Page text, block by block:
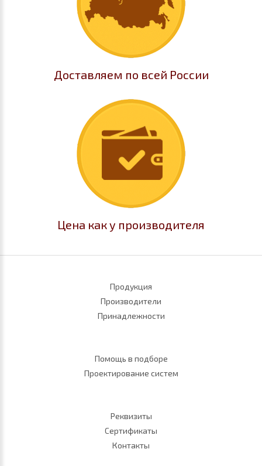
Доставляем по всей России
Цена как у производителя
Продукция
Производители
Принадлежности
Помощь в подборе
Проектирование систем
Реквизиты
Сертификаты
Контакты